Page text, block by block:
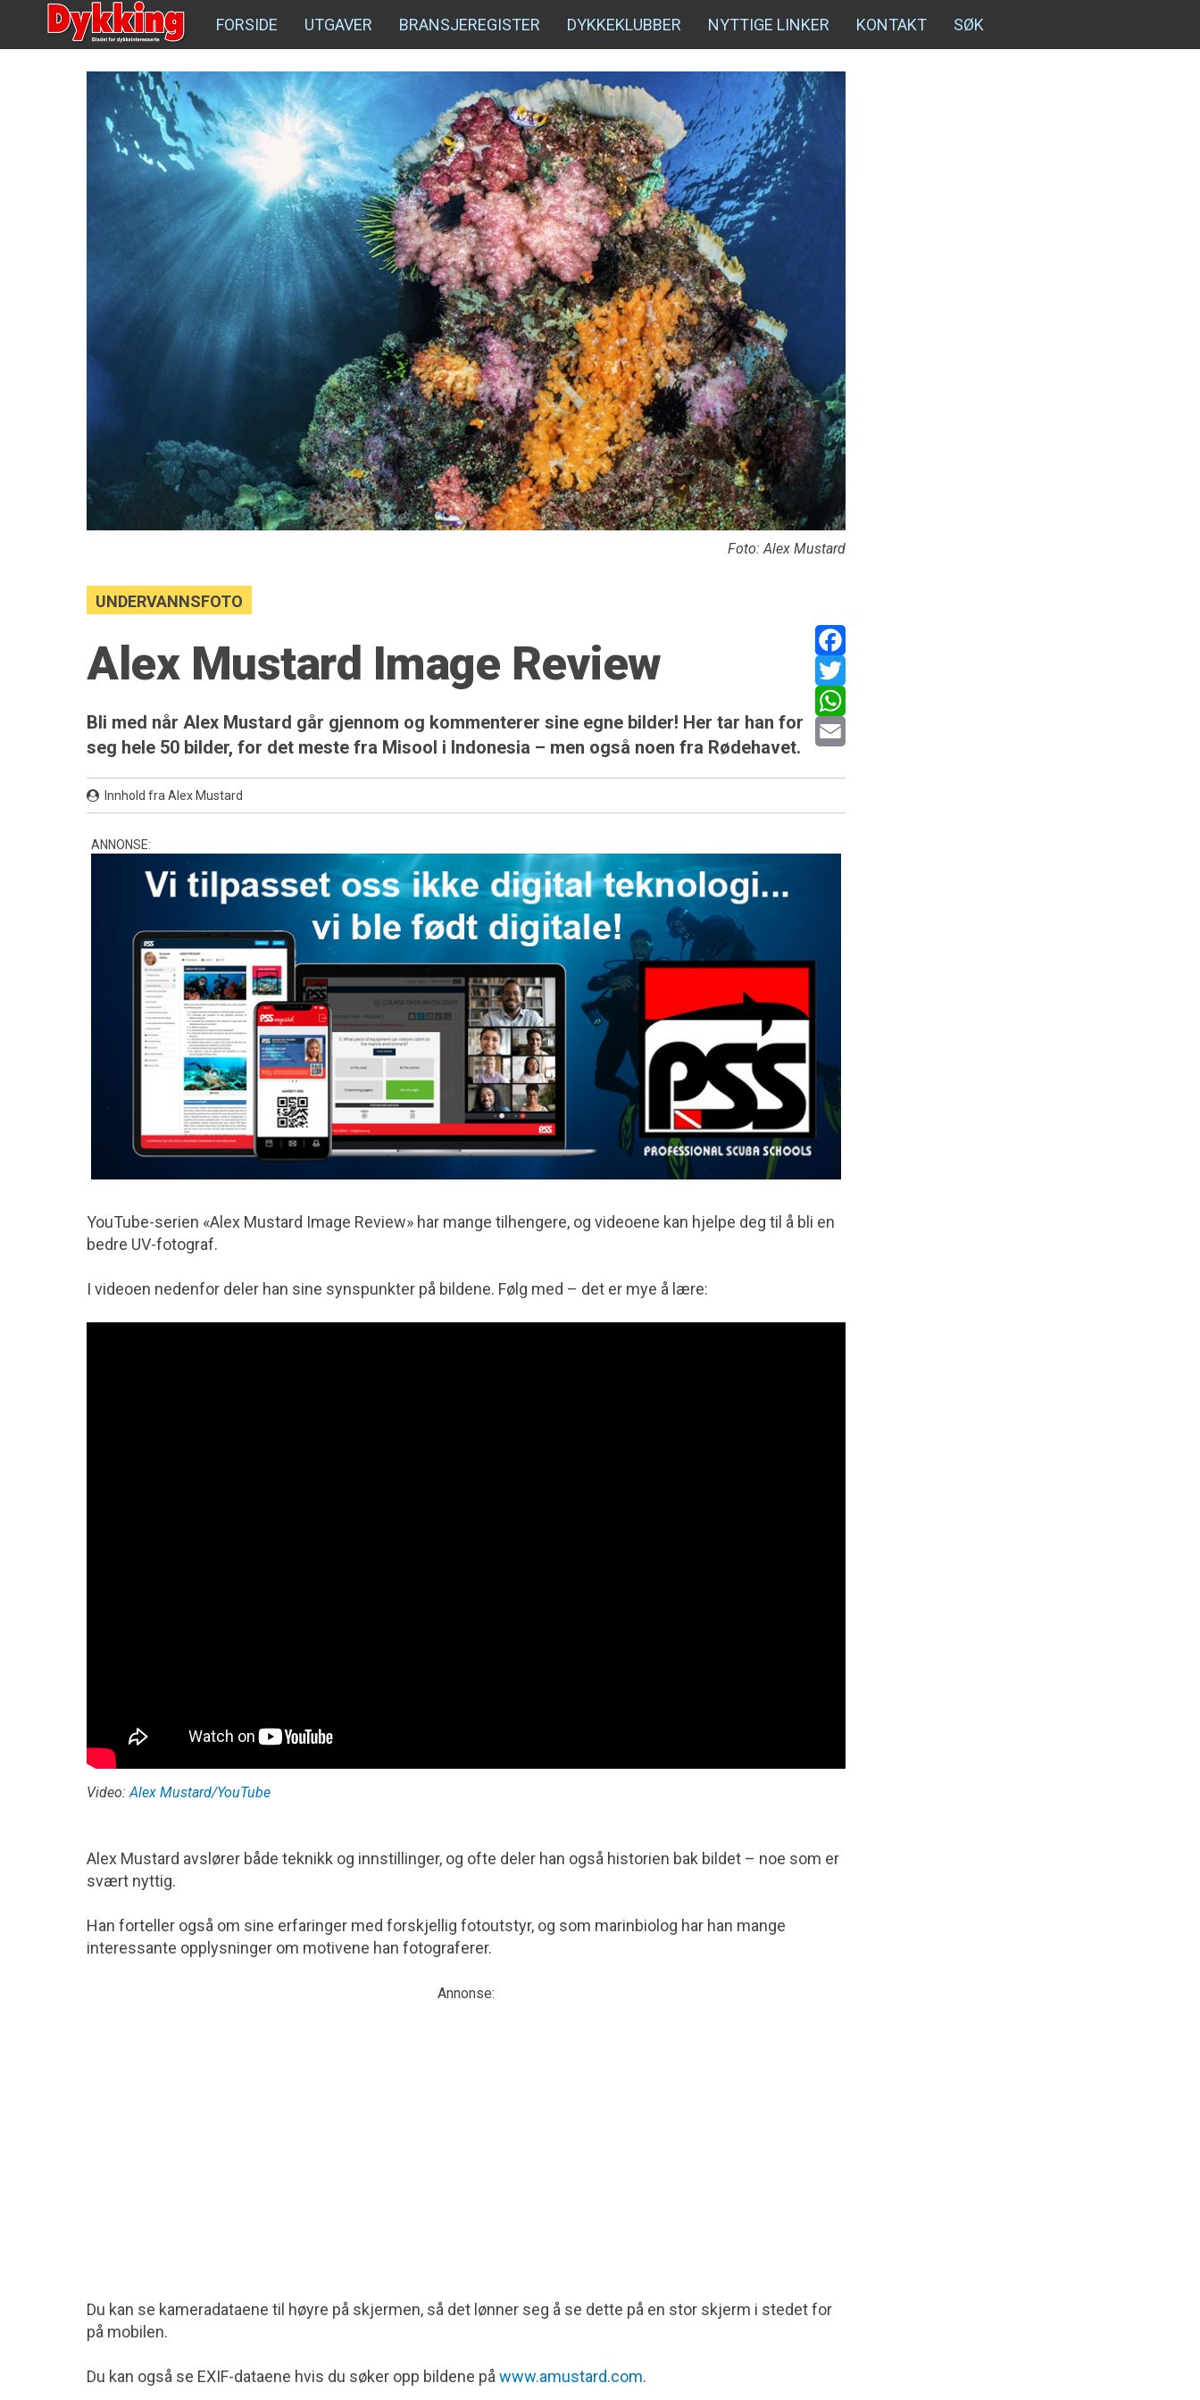
FORSIDE UTGAVER BRANSJEREGISTER DYKKEKLUBBER NYTTIGE LINKER KONTAKT SØK
Foto: Alex Mustard
UNDERVANNSFOTO
Facebook
Twitter
WhatsApp
Alex Mustard Image Review
Bli med når Alex Mustard går gjennom og kommenterer sine egne bilder! Her tar han for
seg hele 50 bilder, for det meste fra Misool i Indonesia – men også noen fra Rødehavet.
Innhold fra Alex Mustard
ANNONSE:
YouTube-serien «Alex Mustard Image Review» har mange tilhengere, og videoene kan hjelpe deg til å bli en
bedre UV-fotograf.
I videoen nedenfor deler han sine synspunkter på bildene. Følg med – det er mye å lære:
Video: Alex Mustard/YouTube
Alex Mustard avslører både teknikk og innstillinger, og ofte deler han også historien bak bildet – noe som er
svært nyttig.
Han forteller også om sine erfaringer med forskjellig fotoutstyr, og som marinbiolog har han mange
interessante opplysninger om motivene han fotograferer.
Annonse:
Du kan se kameradataene til høyre på skjermen, så det lønner seg å se dette på en stor skjerm i stedet for
på mobilen.
Du kan også se EXIF-dataene hvis du søker opp bildene på www.amustard.com.